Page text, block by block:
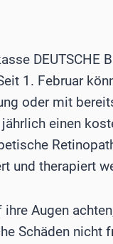
DEUTSCHE
1. Februar
oder mit
einen
und therapiert
Augen
Schäden nicht